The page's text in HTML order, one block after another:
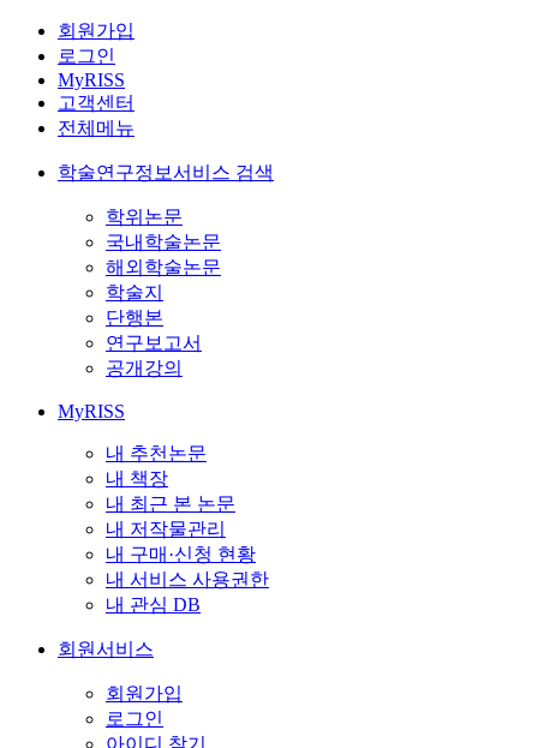
회원가입
로그인
MyRISS
고객센터
전체메뉴
학술연구정보서비스 검색
학위논문
국내학술논문
해외학술논문
학술지
단행본
연구보고서
공개강의
MyRISS
내 추천논문
내 책장
내 최근 본 논문
내 저작물관리
내 구매·신청 현황
내 서비스 사용권한
내 관심 DB
회원서비스
회원가입
로그인
아이디 찾기